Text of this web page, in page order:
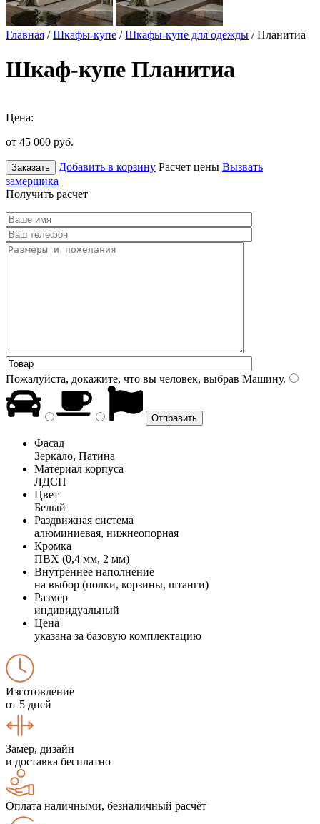
Главная /Шкафы-купе /Шкафы-купе для одежды / Планитиа
Шкаф-купе Планитиа
Цена:
от 45 000 руб.
Заказать Добавить в корзину Расчет цены Вызвать
замерщика
Получить расчет
Пожалуйста, докажите, что вы человек, выбрав Машину.
Фасад
Зеркало, Патина
Материал корпуса
ЛДСП
Цвет
Белый
Раздвижная система
алюминиевая, нижнеопорная
Кромка
ПВХ (0,4 мм, 2 мм)
Внутреннее наполнение
на выбор (полки, корзины, штанги)
Размер
индивидуальный
Цена
указана за базовую комплектацию
Изготовление
от 5 дней
Замер, дизайн
и доставка бесплатно
Оплата наличными, безналичный расчёт